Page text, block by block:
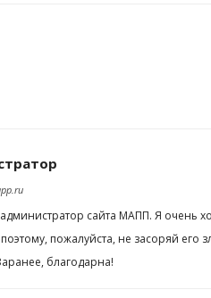
сайта МАПП. Я очень
пожалуйста, не засоряй
благодарна!